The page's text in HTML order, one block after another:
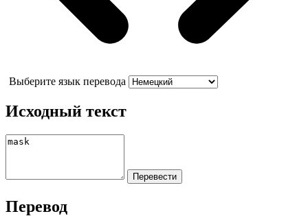
Выберите язык перевода
Исходный текст
Перевод